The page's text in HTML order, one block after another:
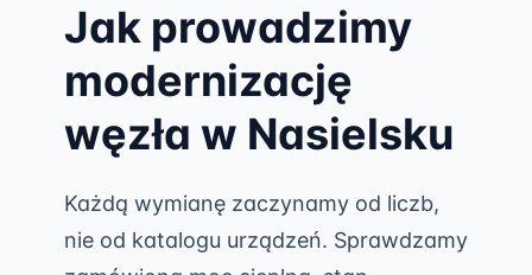
Jak prowadzimy
modernizację
węzła w Nasielsku
Każdą wymianę zaczynamy od liczb,
nie od katalogu urządzeń. Sprawdzamy